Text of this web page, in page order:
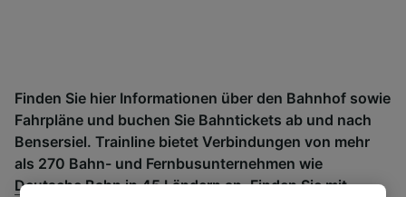
Finden Sie hier Informationen über den Bahnhof sowie
Fahrpläne und buchen Sie Bahntickets ab und nach
Bensersiel. Trainline bietet Verbindungen von mehr
als 270 Bahn- und Fernbusunternehmen wie
Deutsche Bahnin 45 Ländern an. Finden Sie mit